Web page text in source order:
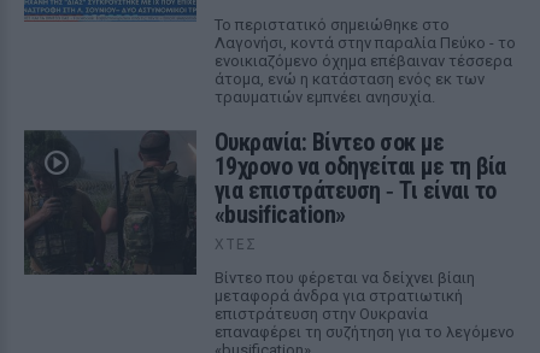
Το περιστατικό σημειώθηκε στο
Λαγονήσι, κοντά στην παραλία Πεύκο - το
ενοικιαζόμενο όχημα επέβαιναν τέσσερα
άτομα, ενώ η κατάσταση ενός εκ των
τραυματιών εμπνέει ανησυχία.
Ουκρανία: Βίντεο σοκ με
19χρονο να οδηγείται με τη βία
για επιστράτευση ‑ Τι είναι το
«busification»
ΧΤΕΣ
Βίντεο που φέρεται να δείχνει βίαιη
μεταφορά άνδρα για στρατιωτική
επιστράτευση στην Ουκρανία
επαναφέρει τη συζήτηση για το λεγόμενο